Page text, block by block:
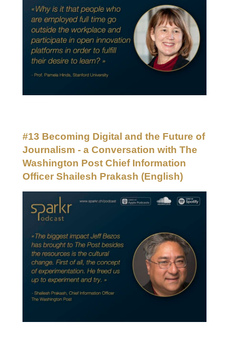
#13 Becoming Digital and the Future of
Journalism - a Conversation with The
Washington Post Chief Information
Officer Shailesh Prakash (English)